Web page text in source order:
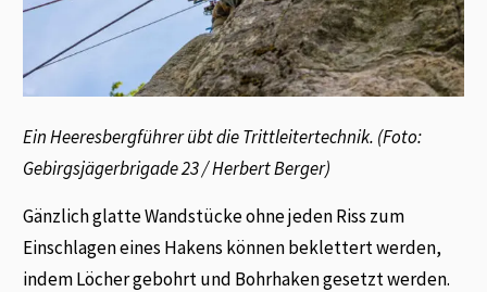
Ein Heeresbergführer übt die Trittleitertechnik. (Foto:
Gebirgsjägerbrigade 23 / Herbert Berger)
Gänzlich glatte Wandstücke ohne jeden Riss zum
Einschlagen eines Hakens können beklettert werden,
indem Löcher gebohrt und Bohrhaken gesetzt werden.